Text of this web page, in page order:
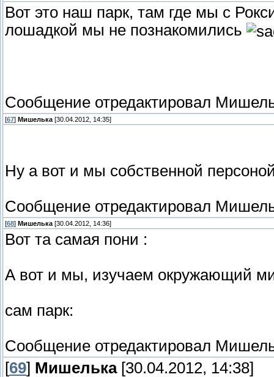
Вот это наш парк, там где мы с
лошадкой мы не познакомились
Сообщение отредактировал
[67] Мишелька [30.04.2012, 14:35]
Ну а вот и мы собственной
Сообщение отредактировал
[68] Мишелька [30.04.2012, 14:36]
Вот та самая пони :
А вот и мы, изучаем окружающий
сам парк:
Сообщение отредактировал
[69] Мишелька[30.04.2012, 14:38]